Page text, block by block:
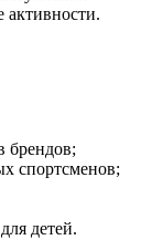
активности.
брендов;
спортсменов;
детей.